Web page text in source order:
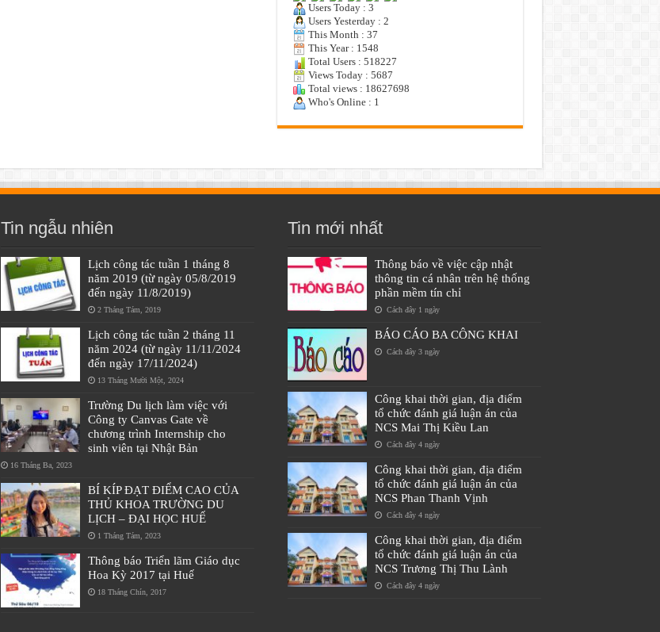
Users Today : 3
Users Yesterday : 2
This Month : 37
This Year : 1548
Total Users : 518227
Views Today : 5687
Total views : 18627698
Who's Online : 1
Tin ngẫu nhiên
Lịch công tác tuần 1 tháng 8
năm 2019 (từ ngày 05/8/2019
đến ngày 11/8/2019)
2 Tháng Tám, 2019
Lịch công tác tuần 2 tháng 11
năm 2024 (từ ngày 11/11/2024
đến ngày 17/11/2024)
13 Tháng Mười Một, 2024
Trường Du lịch làm việc với
Công ty Canvas Gate về
chương trình Internship cho
sinh viên tại Nhật Bản
16 Tháng Ba, 2023
BÍ KÍP ĐẠT ĐIỂM CAO CỦA
THỦ KHOA TRƯỜNG DU
LỊCH – ĐẠI HỌC HUẾ
1 Tháng Tám, 2023
Thông báo Triển lãm Giáo dục
Hoa Kỳ 2017 tại Huế
18 Tháng Chín, 2017
Tin mới nhất
Thông báo về việc cập nhật
thông tin cá nhân trên hệ thống
phần mềm tín chỉ
Cách đây 1 ngày
BÁO CÁO BA CÔNG KHAI
Cách đây 3 ngày
Công khai thời gian, địa điểm
tổ chức đánh giá luận án của
NCS Mai Thị Kiều Lan
Cách đây 4 ngày
Công khai thời gian, địa điểm
tổ chức đánh giá luận án của
NCS Phan Thanh Vịnh
Cách đây 4 ngày
Công khai thời gian, địa điểm
tổ chức đánh giá luận án của
NCS Trương Thị Thu Lành
Cách đây 4 ngày